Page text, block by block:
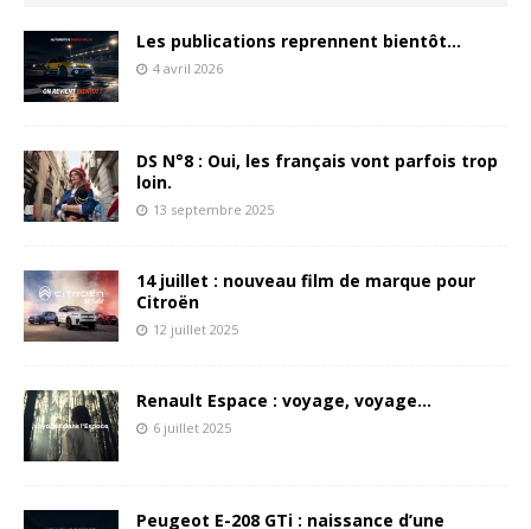
Les publications reprennent bientôt…
4 avril 2026
DS N°8 : Oui, les français vont parfois trop
loin.
13 septembre 2025
14 juillet : nouveau film de marque pour
Citroën
12 juillet 2025
Renault Espace : voyage, voyage…
6 juillet 2025
Peugeot E-208 GTi : naissance d’une